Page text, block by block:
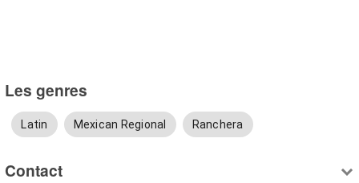
Les genres
Latin Mexican Regional Ranchera
Contact